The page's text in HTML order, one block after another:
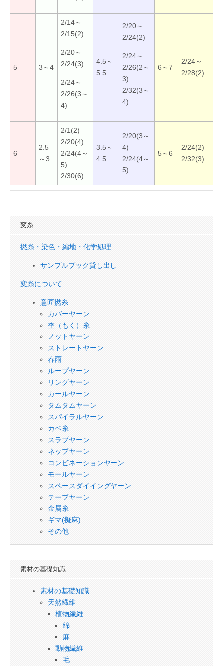
5 3～4
2/14～
2/15(2)
2/20～
2/24(3)
2/24～
2/26(3～
4)
4.5～
5.5
2/20～
2/24(2)
2/24～
2/26(2～
3)
2/32(3～
4)
6～7
2/24～
2/28(2)
6
2.5
～3
2/1(2)
2/20(4)
2/24(4～
5)
2/30(6)
3.5～
4.5
2/20(3～
4)
2/24(4～
5)
5～6
2/24(2)
2/32(3)
変糸
撚糸・染色・編地・化学処理
サンプルブック貸し出し
変糸について
意匠撚糸
カバーヤーン
杢（もく）糸
ノットヤーン
ストレートヤーン
春雨
ループヤーン
リングヤーン
カールヤーン
タムタムヤーン
スパイラルヤーン
カベ糸
スラブヤーン
ネップヤーン
コンビネーションヤーン
モールヤーン
スペースダイイングヤーン
テープヤーン
金属糸
ギマ(擬麻)
その他
素材の基礎知識
素材の基礎知識
天然繊維
植物繊維
綿
麻
動物繊維
毛